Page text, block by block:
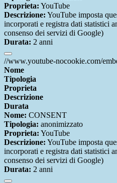
Proprieta: YouTube
Descrizione: YouTube imposta
incorporati e registra dati statistici
consenso dei servizi di Google)
Durata: 2 anni
//www.youtube-nocookie.com/
Nome
Tipologia
Proprieta
Descrizione
Durata
Nome: CONSENT
Tipologia: anonimizzato
Proprieta: YouTube
Descrizione: YouTube imposta
incorporati e registra dati statistici
consenso dei servizi di Google)
Durata: 2 anni